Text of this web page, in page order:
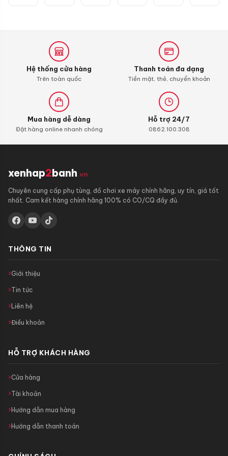
Hệ thống cửa hàng
Trên toàn quốc
Thanh toán đa dạng
Tiền mặt, thẻ, chuyển khoản
Mua hàng dễ dàng
Đặt hàng online nhanh chóng
Hỗ trợ 24/7
0862.100.308
xenhap2banh.vn
Chuyên cung cấp phụ tùng, đồ chơi xe máy chính hãng, uy tín, giá tốt
nhất. Cam kết hàng chính hãng 100% có CO/CQ đầy đủ.
THÔNG TIN
Giới thiệu
Tin tức
Liên hệ
Điều khoản
HỖ TRỢ KHÁCH HÀNG
Cửa hàng
Tài khoản
Hướng dẫn mua hàng
Hướng dẫn thanh toán